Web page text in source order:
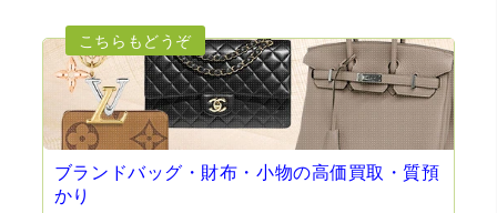
ブランドバッグ・財布・小物の高価買取・質預
かり